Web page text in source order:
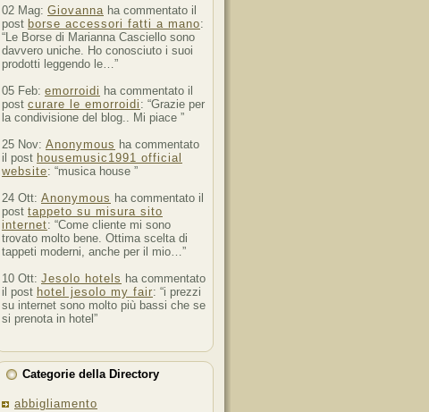
02 Mag: Giovanna ha commentato il
post borse accessori fatti a mano:
“Le Borse di Marianna Casciello sono
davvero uniche. Ho conosciuto i suoi
prodotti leggendo le…”
05 Feb: emorroidi ha commentato il
post curare le emorroidi : “Grazie per
la condivisione del blog.. Mi piace ”
25 Nov: Anonymous ha commentato
il post housemusic1991 official
website: “musica house ”
24 Ott: Anonymous ha commentato il
post tappeto su misura sito
internet: “Come cliente mi sono
trovato molto bene. Ottima scelta di
tappeti moderni, anche per il mio…”
10 Ott: Jesolo hotels ha commentato
il post hotel jesolo my fair: “i prezzi
su internet sono molto più bassi che se
si prenota in hotel”
Categorie della Directory
abbigliamento